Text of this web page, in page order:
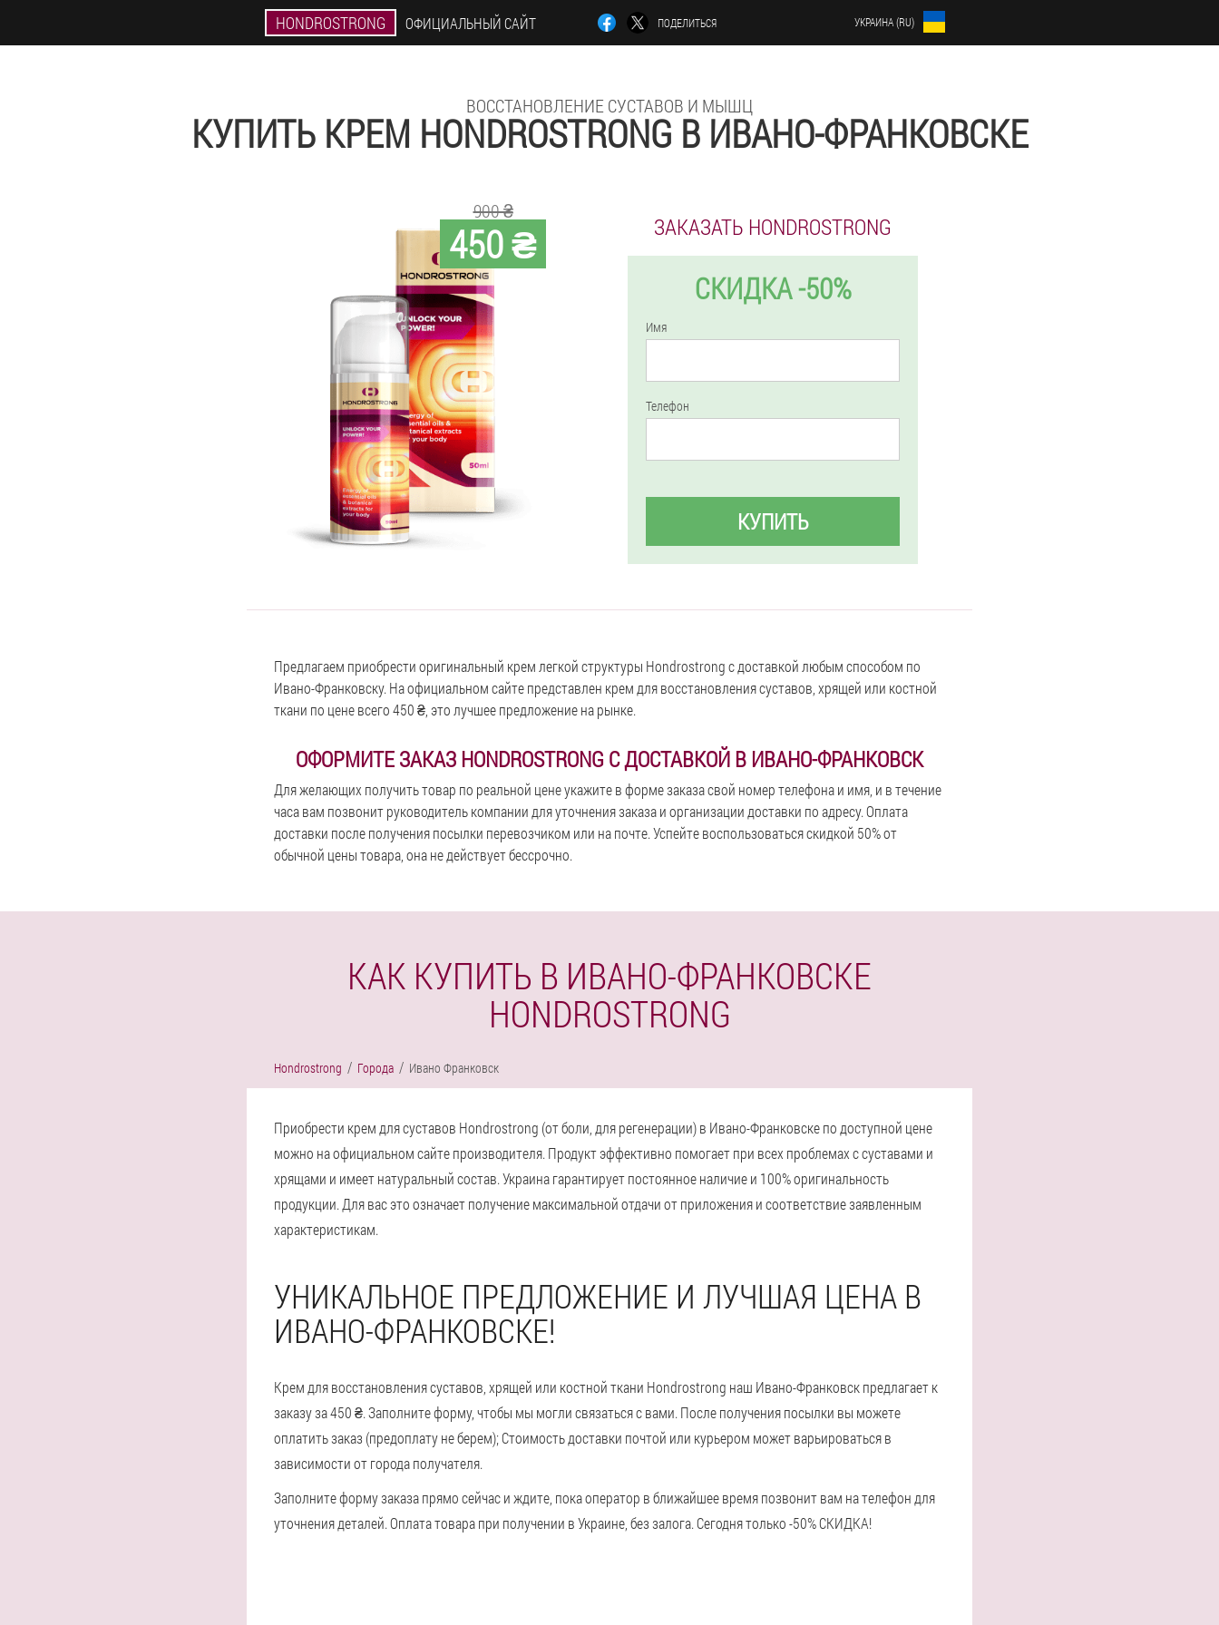
HONDROSTRONG ОФИЦИАЛЬНЫЙ САЙТ ПОДЕЛИТЬСЯ УКРАИНА (RU)
ВОССТАНОВЛЕНИЕ СУСТАВОВ И МЫШЦ
КУПИТЬ КРЕМ HONDROSTRONG В ИВАНО-ФРАНКОВСКЕ
450 ₴
900 ₴
ЗАКАЗАТЬ HONDROSTRONG
СКИДКА -50%
Имя
Телефон
КУПИТЬ
Предлагаем приобрести оригинальный крем легкой структуры Hondrostrong с доставкой любым способом по
Ивано-Франковску. На официальном сайте представлен крем для восстановления суставов, хрящей или костной
ткани по цене всего 450 ₴, это лучшее предложение на рынке.
ОФОРМИТЕ ЗАКАЗ HONDROSTRONG С ДОСТАВКОЙ В ИВАНО-ФРАНКОВСК
Для желающих получить товар по реальной цене укажите в форме заказа свой номер телефона и имя, и в течение
часа вам позвонит руководитель компании для уточнения заказа и организации доставки по адресу. Оплата
доставки после получения посылки перевозчиком или на почте. Успейте воспользоваться скидкой 50% от
обычной цены товара, она не действует бессрочно.
КАК КУПИТЬ В ИВАНО-ФРАНКОВСКЕ
HONDROSTRONG
Hondrostrong Города Ивано Франковск
Приобрести крем для суставов Hondrostrong (от боли, для регенерации) в Ивано-Франковске по доступной цене
можно на официальном сайте производителя. Продукт эффективно помогает при всех проблемах с суставами и
хрящами и имеет натуральный состав. Украина гарантирует постоянное наличие и 100% оригинальность
продукции. Для вас это означает получение максимальной отдачи от приложения и соответствие заявленным
характеристикам.
УНИКАЛЬНОЕ ПРЕДЛОЖЕНИЕ И ЛУЧШАЯ ЦЕНА В
ИВАНО-ФРАНКОВСКЕ!
Крем для восстановления суставов, хрящей или костной ткани Hondrostrong наш Ивано-Франковск предлагает к
заказу за 450 ₴. Заполните форму, чтобы мы могли связаться с вами. После получения посылки вы можете
оплатить заказ (предоплату не берем); Стоимость доставки почтой или курьером может варьироваться в
зависимости от города получателя.
Заполните форму заказа прямо сейчас и ждите, пока оператор в ближайшее время позвонит вам на телефон для
уточнения деталей. Оплата товара при получении в Украине, без залога. Сегодня только -50% СКИДКА!